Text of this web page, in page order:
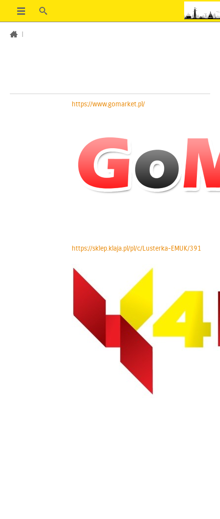
https://www.gomarket.pl/
https://sklep.klaja.pl/pl/c/Lusterka-EMUK/391